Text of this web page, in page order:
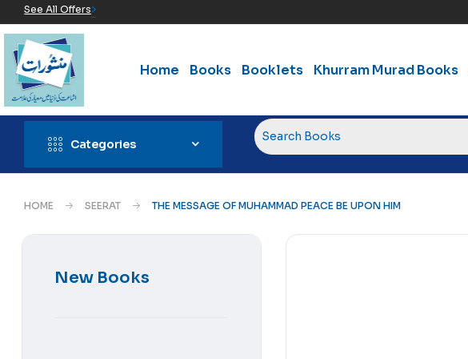
See All Offers
Home Books Booklets Khurram Murad Books
Categories
HOME SEERAT THE MESSAGE OF MUHAMMAD PEACE BE UPON HIM
New Books